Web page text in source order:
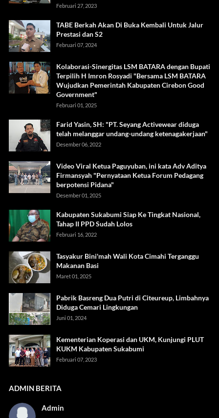
Februari 27, 2023
TABE Berkah Akan Di Buka Kembali Untuk Jalur
Prestasi dan S2
Februari 07, 2024
Kolaborasi-Sinergitas LSM BATARA dengan Bupati
Terpilih H Imron Rosyadi "Bersama LSM BATARA
Wujudkan Pemerintah Kabupaten Cirebon Good
Government"
Februari 01, 2025
Farid Yasin, SH: "PT. Seyang Activewear diduga
telah melanggar undang-undang ketenagakerjaan"
Desember 06, 2022
Video Viral Ketua Paguyuban, ini kata Adv Aditya
Firmansyah "Pernyataan Ketua Forum Pedagang
berpotensi Pidana"
Desember 01, 2025
Kabupaten Sukabumi Siap Ke Tingkat Nasional,
Tahap II PPD Sudah Lolos
Februari 16, 2022
Tasyakur Bini'mah Wali Kota Cimahi Terganggu
Makanan Basi
Maret 01, 2025
Pabrik Basreng Dua Putri di Citeureup, Limbahnya
Diduga Cemari Lingkungan
Juni 01, 2024
Kementerian Koperasi dan UKM, Kunjungi PLUT
KUKM Kabupaten Sukabumi
Februari 07, 2023
ADMIN BERITA
Admin